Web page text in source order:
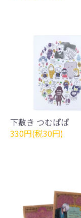
下敷き つむぱぱ
330円(税30円)